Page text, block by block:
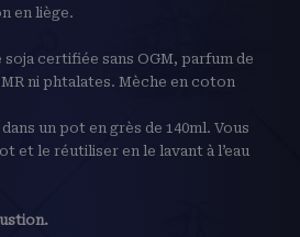
en liège.
certifiée sans OGM, parfum de
ni phtalates. Mèche en coton
un pot en grès de 140ml. Vous
et le réutiliser en le lavant à l’eau